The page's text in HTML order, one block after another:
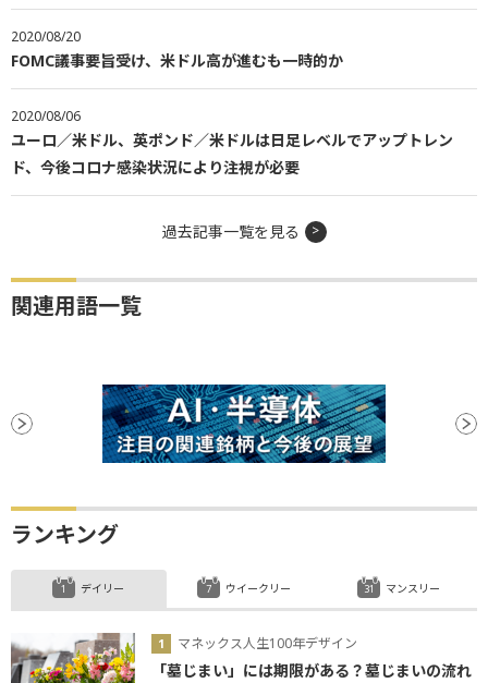
2020/08/20
FOMC議事要旨受け、米ドル高が進むも一時的か
2020/08/06
ユーロ／米ドル、英ポンド／米ドルは日足レベルでアップトレン
ド、今後コロナ感染状況により注視が必要
過去記事一覧を見る
関連用語一覧
ランキング
デイリー
マネックス人生100年デザイン
「墓じまい」には期限がある？墓じまいの流れ
ウイークリー マンスリー